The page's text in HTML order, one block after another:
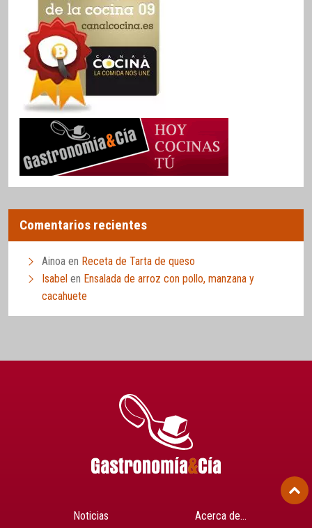
Comentarios recientes
Ainoa en Receta de Tarta de queso
Isabel en Ensalada de arroz con pollo, manzana y
cacahuete
Noticias
Acerca de…